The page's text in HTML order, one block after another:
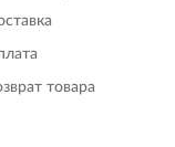
товара